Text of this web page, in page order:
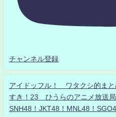
チャンネル登録
アイドッフル！ ワタクシ的ま
すき！23 ひうらのアニメ放送
SNH48！JKT48！MNL48！